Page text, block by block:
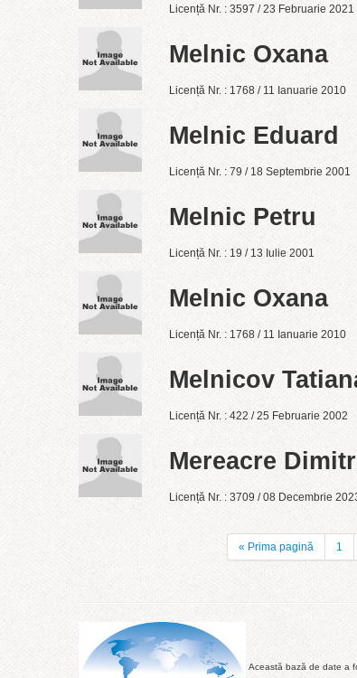
Licență Nr. : 3597 / 23 Februarie 2021
Melnic Oxana
Licență Nr. : 1768 / 11 Ianuarie 2010
Melnic Eduard
Licență Nr. : 79 / 18 Septembrie 2001
Melnic Petru
Licență Nr. : 19 / 13 Iulie 2001
Melnic Oxana
Licență Nr. : 1768 / 11 Ianuarie 2010
Melnicov
Licență Nr. : 422 / 25 Februarie 2002
Mereacre
Licență Nr. : 3709 / 08 Decembrie
« Prima pagină 1
Această bază de date a